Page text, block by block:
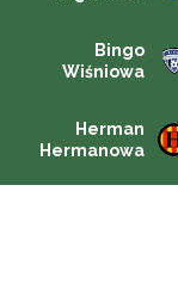
Bingo
Wiśniowa
Herman
Hermanowa